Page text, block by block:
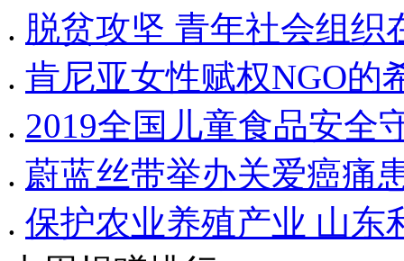
. 脱贫攻坚 青年社会组织
. 肯尼亚女性赋权NGO的
. 2019全国儿童食品安全
. 蔚蓝丝带举办关爱癌痛
. 保护农业养殖产业 山东